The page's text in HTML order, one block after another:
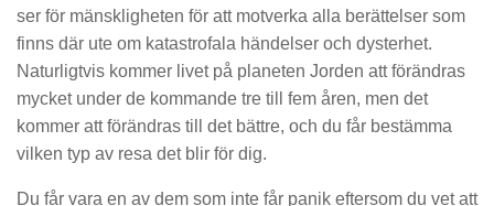
ser för mänskligheten för att motverka alla berättelser som
finns där ute om katastrofala händelser och dysterhet.
Naturligtvis kommer livet på planeten Jorden att förändras
mycket under de kommande tre till fem åren, men det
kommer att förändras till det bättre, och du får bestämma
vilken typ av resa det blir för dig.
Du får vara en av dem som inte får panik eftersom du vet att